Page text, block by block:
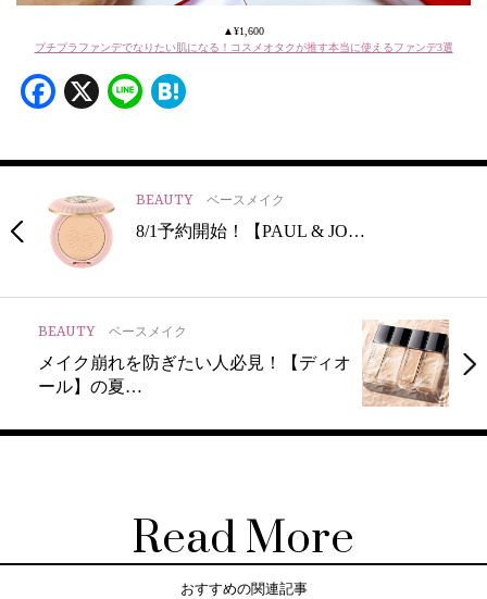
▲¥1,600
プチプラファンデでなりたい肌になる！コスメオタクが推す本当に使えるファンデ3選
Facebook
X Line
BEAUTY ベースメイク
8/1予約開始！【PAUL & JO…
BEAUTY ベースメイク
メイク崩れを防ぎたい人必見！【ディオ
ール】の夏…
Read More
おすすめの関連記事